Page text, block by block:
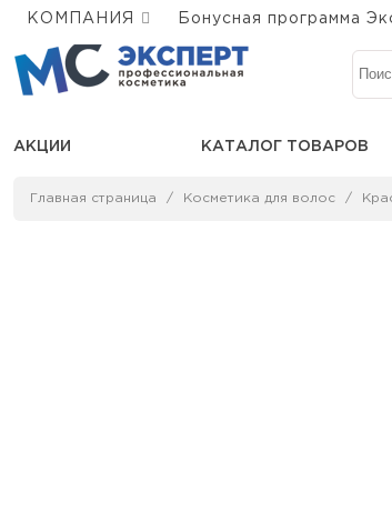
КОМПАНИЯ Бонусная программа
АКЦИИ КАТАЛОГ ТОВАРОВ
Главная страница Косметика для волос